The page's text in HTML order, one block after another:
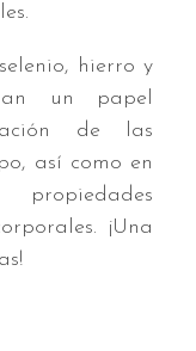
hierro y
un papel
de las
así como en
¡Una